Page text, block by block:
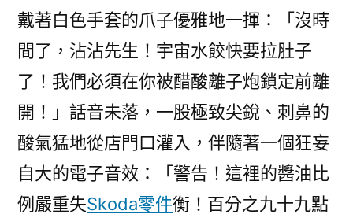
戴著白色手套的爪子優雅地一揮：「沒時
間了，沾沾先生！宇宙水餃快要拉肚子
了！我們必須在你被醋酸離子炮鎖定前離
開！」話音未落，一股極致尖銳、刺鼻的
酸氣猛地從店門口灌入，伴隨著一個狂妄
自大的電子音效：「警告！這裡的醬油比
例嚴重失Skoda零件衡！百分之九十九點